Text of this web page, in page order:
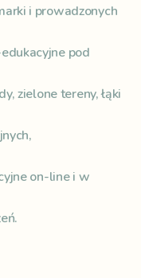
i prowadzonych
pod
zielone tereny, łąki
on-line i w